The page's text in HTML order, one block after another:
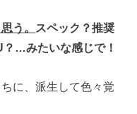
う。 スペック？推奨
…みたいな感じで！
に、派生して色々覚